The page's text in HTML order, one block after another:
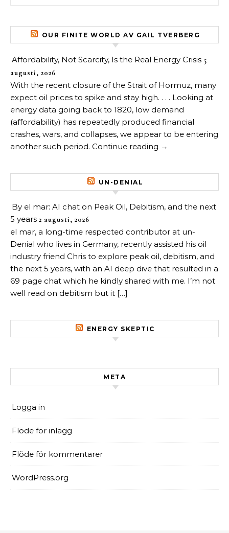
OUR FINITE WORLD AV GAIL TVERBERG
Affordability, Not Scarcity, Is the Real Energy Crisis 5
augusti, 2026
With the recent closure of the Strait of Hormuz, many
expect oil prices to spike and stay high. . . . Looking at
energy data going back to 1820, low demand
(affordability) has repeatedly produced financial
crashes, wars, and collapses, we appear to be entering
another such period. Continue reading →
UN-DENIAL
By el mar: AI chat on Peak Oil, Debitism, and the next
5 years 2 augusti, 2026
el mar, a long-time respected contributor at un-
Denial who lives in Germany, recently assisted his oil
industry friend Chris to explore peak oil, debitism, and
the next 5 years, with an AI deep dive that resulted in a
69 page chat which he kindly shared with me. I’m not
well read on debitism but it […]
ENERGY SKEPTIC
META
Logga in
Flöde för inlägg
Flöde för kommentarer
WordPress.org